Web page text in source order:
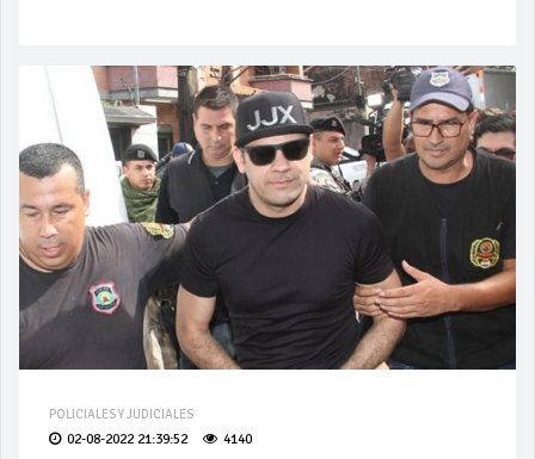
POLICIALES Y JUDICIALES
02-08-2022 21:39:52 4140